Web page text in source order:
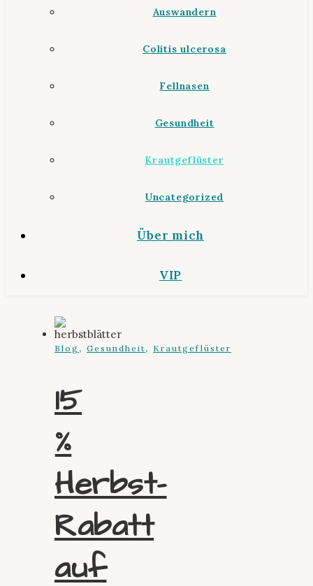
Auswandern
Colitis ulcerosa
Fellnasen
Gesundheit
Krautgeflüster
Uncategorized
Über mich
VIP
Blog , Gesundheit , Krautgeflüster
15
%
Herbst-
Rabatt
auf